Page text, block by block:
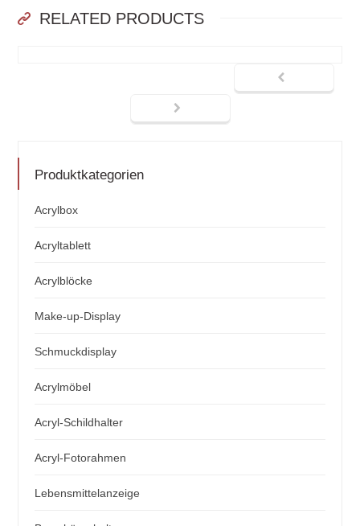
RELATED PRODUCTS
Produktkategorien
Acrylbox
Acryltablett
Acrylblöcke
Make-up-Display
Schmuckdisplay
Acrylmöbel
Acryl-Schildhalter
Acryl-Fotorahmen
Lebensmittelanzeige